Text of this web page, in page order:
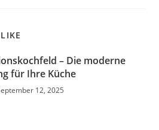
– Die moderne
für Ihre Küche
12, 2025